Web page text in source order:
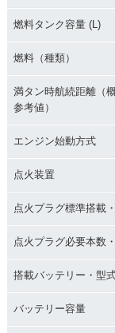
2008年 CB1300 SU
PER FOUR ABS Sp
別・限定仕様
2007年 CB1300 SU
マイナーチェンジ
燃料タンク容量 (L)
燃料（種類）
満タン時航続距離（
参考値）
エンジン始動方式
点火装置
点火プラグ標準搭載
点火プラグ必要本数
搭載バッテリー・型
バッテリー容量